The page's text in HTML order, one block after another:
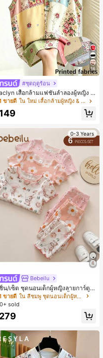
16
#ชุดฤดูร้อน
เสื้อกล้ามแฟชั่นลำลองผู้หญิง ล
แพตช์เวิร์ก แขนกุด คอกลม ติดกระดุ
ขายดี ใน ใหม่ เสื้อกล้ามผู้หญิง & Camis
149
0-3 Years
Bebeilu
น/เซ็ต ชุดนอนเด็กผู้หญิงลายการ์ตูน
และดอกไม้ คอกลม แขนสั้น กางเกง
สั้น ขอบระบาย สวมใส่สบาย
ขายดี
ใน สีชมพู ชุดนอนเด็กผู้หญิง
sold
279